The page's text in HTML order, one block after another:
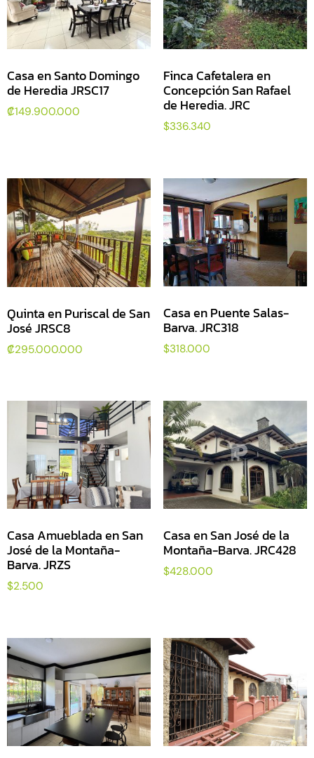
Casa en Santo Domingo
de Heredia JRSC17
₡149.900.000
Finca Cafetalera en
Concepción San Rafael
de Heredia. JRC
$336.340
Quinta en Puriscal de San
José JRSC8
₡295.000.000
Casa en Puente Salas-
Barva. JRC318
$318.000
Casa Amueblada en San
José de la Montaña-
Barva. JRZS
$2.500
Casa en San José de la
Montaña-Barva. JRC428
$428.000